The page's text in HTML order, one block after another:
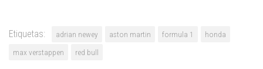
Etiquetas: adrian newey aston martin formula 1
honda
max verstappen
red bull